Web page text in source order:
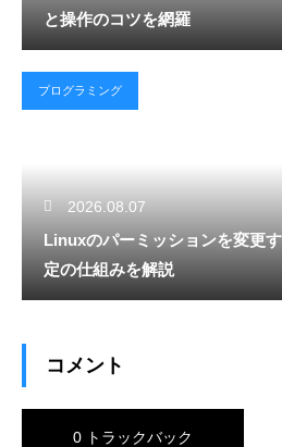
と操作のコツを網羅
プログラミング
2026.08.07
Linuxのパーミッションを変更
定の仕組みを解説
コメント
0 トラックバック